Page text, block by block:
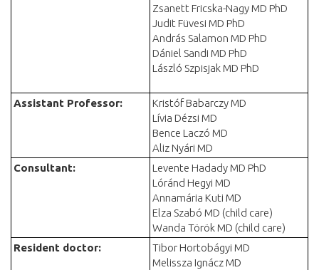
Zsanett Fricska-Nagy MD PhD
Judit Füvesi MD PhD
András Salamon MD PhD
Dániel Sandi MD PhD
László Szpisjak MD PhD
Assistant Professor:
Kristóf Babarczy MD
Lívia Dézsi MD
Bence Laczó MD
Aliz Nyári MD
Consultant:
Levente Hadady MD PhD
Lóránd Hegyi MD
Annamária Kuti MD
Elza Szabó MD (child care)
Wanda Török MD (child care)
Resident doctor:
Tibor Hortobágyi MD
Melissza Ignácz MD